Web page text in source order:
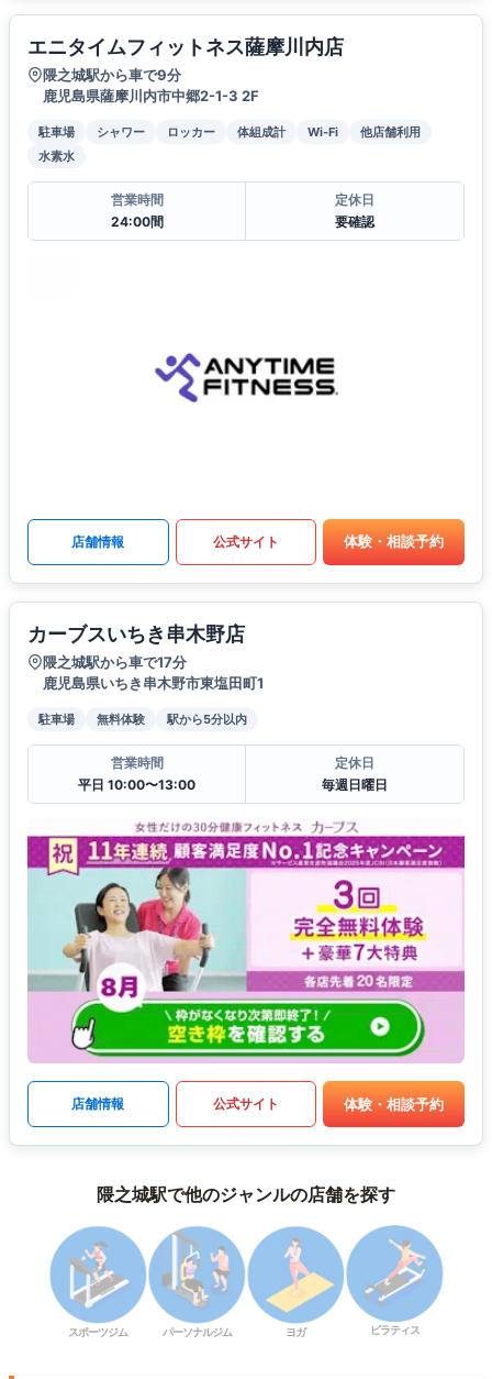
エニタイムフィットネス薩摩川内店
隈之城駅から車で9分
鹿児島県薩摩川内市中郷2-1-3 2F
駐車場 シャワー ロッカー 体組成計 Wi-Fi
他店舗利用
水素水
営業時間
24:00間
定休日
要確認
店舗情報 公式サイト 体験・相談予約
カーブスいちき串木野店
隈之城駅から車で17分
鹿児島県いちき串木野市東塩田町1
駐車場 無料体験 駅から5分以内
営業時間
平日 10:00〜13:00
定休日
毎週日曜日
店舗情報 公式サイト 体験・相談予約
隈之城駅で他のジャンルの店舗を探す
スポーツジム パーソナルジム ヨガ ピラティス